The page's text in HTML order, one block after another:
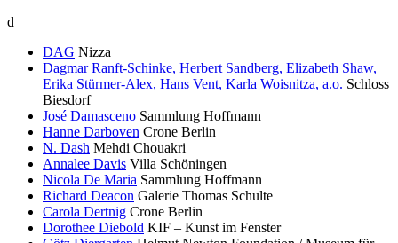
d
DAG Nizza
Dagmar Ranft-Schinke, Herbert Sandberg, Elizabeth Shaw,
Erika Stürmer-Alex, Hans Vent, Karla Woisnitza, a.o. Schloss
Biesdorf
José Damasceno Sammlung Hoffmann
Hanne Darboven Crone Berlin
N. Dash Mehdi Chouakri
Annalee Davis Villa Schöningen
Nicola De Maria Sammlung Hoffmann
Richard Deacon Galerie Thomas Schulte
Carola Dertnig Crone Berlin
Dorothee Diebold KIF – Kunst im Fenster